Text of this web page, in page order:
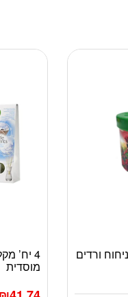
ורדים 4 יח’
מוסדית
למוצר
זה